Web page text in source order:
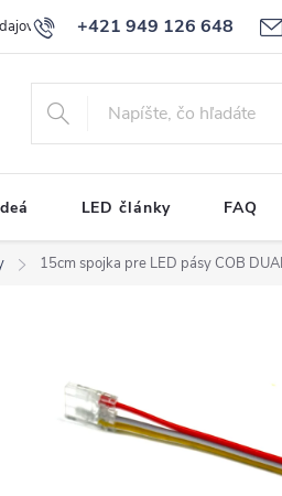
+421 949 126 648
Reklamačný poriadok
LED články FAQ
15cm spojka pre LED pásy COB